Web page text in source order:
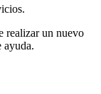
realizar un nuevo
ayuda.